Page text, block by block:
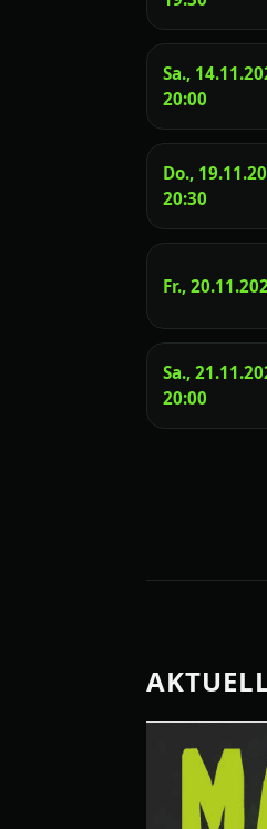
Sa.,
20:00
Do.,
20:30
Fr.,
Sa.,
20:00